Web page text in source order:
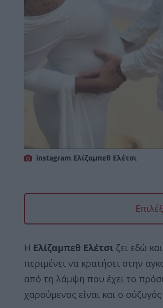
instagram Ελίζαμπεθ Ελέτσι
Η Ελίζαμπεθ Ελέτσι ζει εδώ
περιμένει να κρατήσει στην
από τη λάμψη που έχει το
χαρούμενος είναι και ο